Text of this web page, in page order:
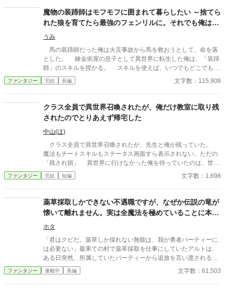
魔物の装蹄師はモフモフに囲まれて暮らしたい ～捨てら
れた狼を育てたら最強のフェンリルに。それでも俺は甘
やかします～
うみ
馬の装蹄師だった俺は火災事故から馬を救おうとして、命を落
とした。 錬金術屋の息子として異世界に転生した俺は、「装蹄
師」のスキルを授かる。 スキルを使えば、いつでもどこでも装
蹄を作ることができたのだが……使い勝手が悪くお金も稼げない
ため、冒険者になった。 冒険者となった俺は、カメレオンに似
ためていた。 俺の夢とは街の郊外に牧場を作り、動物や人に懐
くモンスターに囲まれて暮らすこと。 ついに資金が集まる目途
が立ち意気揚々と街へ向かっていた時、金髪のテイマーに蹴飛ば
され罵られた狼に似たモンスター「ワイルドウルフ」と出会う。
居ても立ってもいられなくなった俺は、金髪のテイマーからワ
イルドウルフを守り彼を新たな相棒に加える。 爪の欠けていた
ワイルドウルフのために装蹄師スキルで爪を作ったところ……途
端にワイルドウルフが覚醒したんだ！ 一週間の修行をするだけ
で、Eランクのワイルドウルフは最強のフェンリルにまで成長し
んだ！
ファンタジー 完結 長編 文字数：115,908
クラス全員で異世界召喚されたが、俺だけ教室に取り残
されたのでとりあえず帰宅した
中山(ほ)
クラス全員で異世界召喚されたが、先生と俺が残っていた。
魔法もチートスキルもステータス画面すら表示されない、ただの
「残され損」 異世界に行けなかった俺を待っていたのは、世知
辛い現実だった。 AI使用状況 GoogleのGeminiさん使ってます〜
誤字脱字チェックと調べ物お願いしてます
ファンタジー 完結 短編 文字数：1,698
薬草採取しかできない不遇職ですが、なぜか伝説の竜が
懐いて離れません。実は全魔法を極めていることに本人
気づかず、今日も無自覚に魔王級をワンパン
ホタ
「君はクビだ。薬草しか採れない無能は、我が勇者パーティーに
は必要ない」最果ての村で薬草採取を仕事にしていたアルトは、
ある日突然、所属していたパーティーから追放を言い渡される。
しかし、アルトは悲しまなかった。むしろ「これで大好きな薬草
を好きなだけ採れる！」と大喜び。心機一転、森の奥深くで採取
ファンタジー 連載中 長編 文字数：61,503